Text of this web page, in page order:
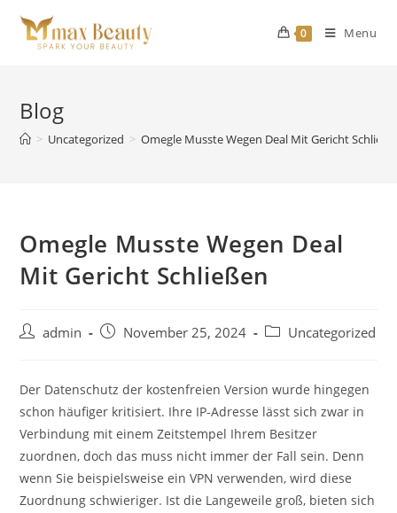
content
0 Menu
Blog
> Uncategorized > Omegle Musste Wegen Deal Mit Gericht
Omegle Musste Wegen Deal
Mit Gericht Schließen
Postadmin
PostNovember 25, 2024
PostUncategorized
Der Datenschutz der kostenfreien Version wurde hingegen
schon häufiger kritisiert. Ihre IP-Adresse lässt sich zwar in
Verbindung mit einem Zeitstempel Ihrem Besitzer
zuordnen, doch das muss nicht immer der Fall sein. Denn
wenn Sie beispielsweise ein VPN verwenden, wird diese
Zuordnung schwieriger. Ist die Langeweile groß, bieten sich